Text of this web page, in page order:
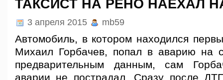
ТАКСИСТ НА РЕНО НАЕХАЛ
3 апреля 2015 mb59
Автомобиль, в котором находился
Михаил Горбачев, попал в аварию на
предварительным данным, сам
аварии не пострадал. Сразу после